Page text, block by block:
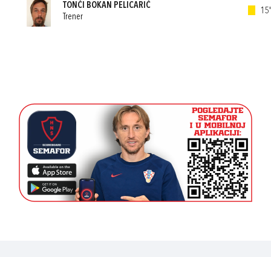
TONĆI BOKAN PELICARIĆ
Trener
15'